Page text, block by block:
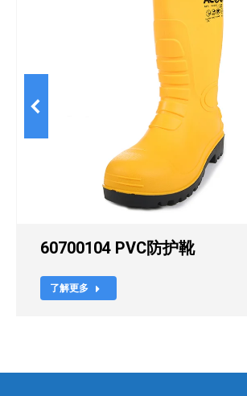
60700104 PVC防护靴
了解更多